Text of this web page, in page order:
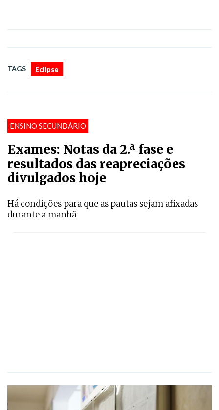
TAGS Eclipse
ENSINO SECUNDÁRIO
Exames: Notas da 2.ª fase e
resultados das reapreciações
divulgados hoje
Há condições para que as pautas sejam afixadas
durante a manhã.